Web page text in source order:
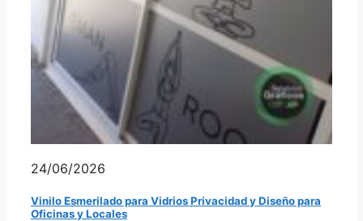
24/06/2026
Vinilo Esmerilado para Vidrios Privacidad y Diseño para
Oficinas y Locales